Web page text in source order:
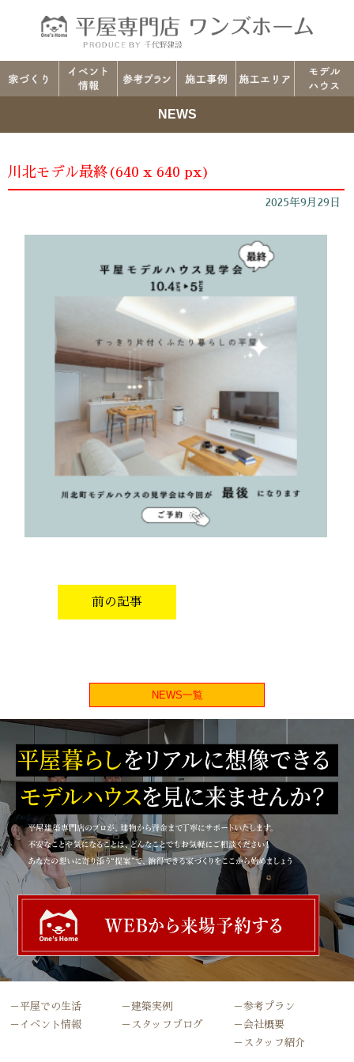
NEWS
川北モデル最終(640 x 640 px)
2025年9月29日
前の記事
NEWS一覧
－平屋での生活
－イベント情報
－建築実例
－スタッフブログ
－参考プラン
－会社概要
－スタッフ紹介